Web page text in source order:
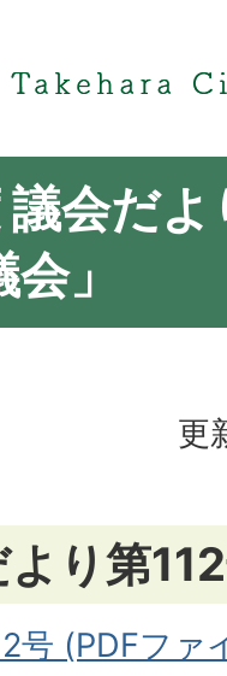
会だ
」
更
り第
号 (PDFファ